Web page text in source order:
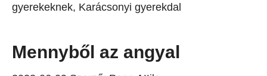
gyerekeknek, Karácsonyi gyerekdal
Mennyből az angyal